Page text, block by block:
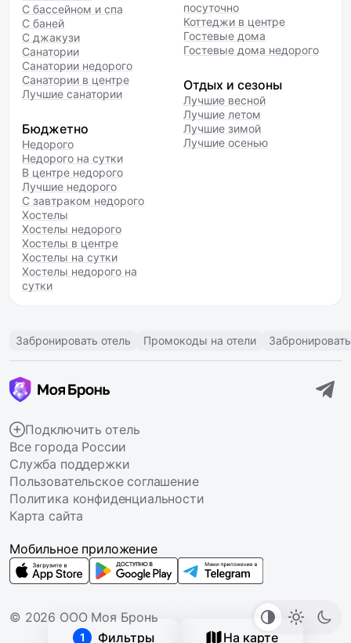
1 Фильтры На карте
С бассейном и спа
С баней
С джакузи
Санатории
Санатории недорого
Санатории в центре
Лучшие санатории
Бюджетно
Недорого
Недорого на сутки
В центре недорого
Лучшие недорого
С завтраком недорого
Хостелы
Хостелы недорого
Хостелы в центре
Хостелы на сутки
Хостелы недорого на
сутки
посуточно
Коттеджи в центре
Гостевые дома
Гостевые дома недорого
Отдых и сезоны
Лучшие весной
Лучшие летом
Лучшие зимой
Лучшие осенью
Забронировать отель Промокоды на отели
Подключить отель
Все города России
Служба поддержки
Пользовательское соглашение
Политика конфиденциальности
Карта сайта
© 2026 ООО Моя Бронь
Мобильное приложение